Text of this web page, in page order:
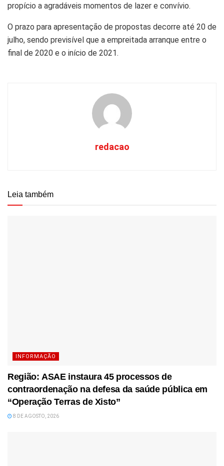
propício a agradáveis momentos de lazer e convívio.
O prazo para apresentação de propostas decorre até 20 de
julho, sendo previsível que a empreitada arranque entre o
final de 2020 e o início de 2021.
redacao
Leia também
INFORMAÇÃO
Região: ASAE instaura 45 processos de
contraordenação na defesa da saúde pública em
“Operação Terras de Xisto”
8 DE AGOSTO, 2026